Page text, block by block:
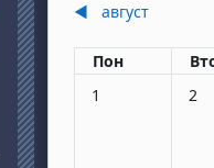
◀︎ август
Понеделник
Пон
Няма събития,
1 2